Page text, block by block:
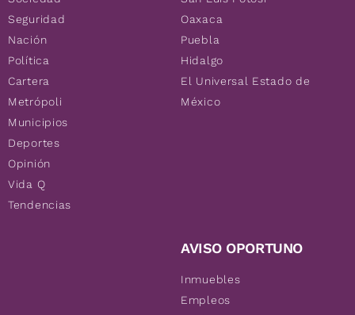
Seguridad
Nación
Política
Cartera
Metrópoli
Municipios
Deportes
Opinión
Vida Q
Tendencias
Oaxaca
Puebla
Hidalgo
El Universal Estado de
México
AVISO OPORTUNO
Inmuebles
Empleos